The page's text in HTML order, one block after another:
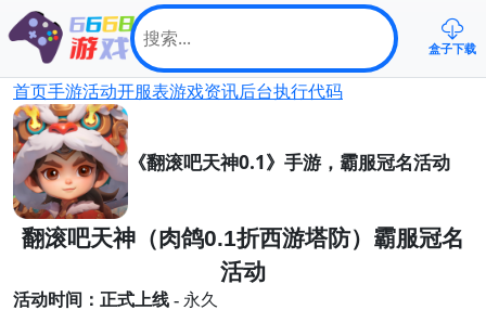
盒子下载
首页手游活动开服表游戏资讯后台执行代码
《翻滚吧天神0.1》手游，霸服冠名活动
翻滚吧天神（肉鸽0.1折西游塔防）霸服冠名
活动
活动时间： 正式上线 - 永久